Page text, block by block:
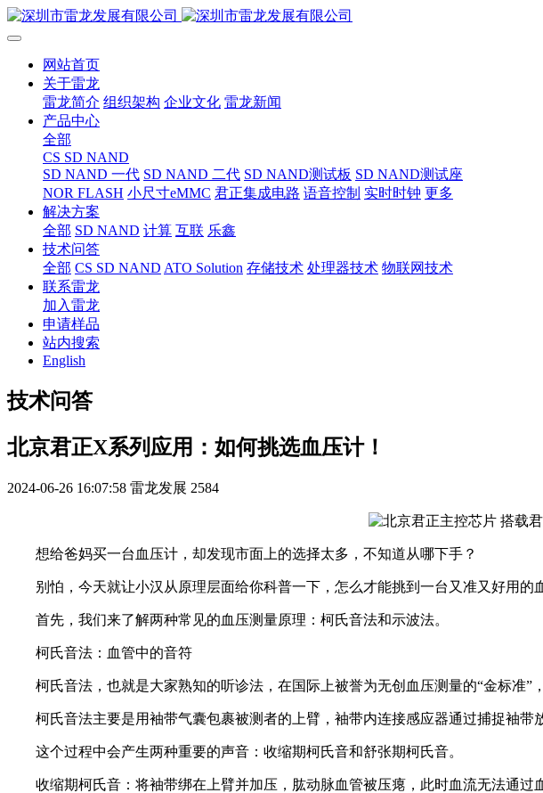
网站首页
关于雷龙
雷龙简介 组织架构 企业文化 雷龙新闻
产品中心
全部
CS SD NAND
SD NAND 一代 SD NAND 二代 SD NAND测试板 SD NAND测试座
NOR FLASH 小尺寸eMMC 君正集成电路 语音控制 实时时钟 更多
解决方案
全部 SD NAND 计算 互联 乐鑫
技术问答
全部 CS SD NAND ATO Solution 存储技术 处理器技术 物联网技术
联系雷龙
加入雷龙
申请样品
站内搜索
English
技术问答
北京君正X系列应用：如何挑选血压计！
2024-06-26 16:07:58 雷龙发展 2584
想给爸妈买一台血压计，却发现市面上的选择太多，不知道从哪下手？
别怕，今天就让小汉从原理层面给你科普一下，怎么才能挑到一台又准又好用的
首先，我们来了解两种常见的血压测量原理：柯氏音法和示波法。
柯氏音法：血管中的音符
柯氏音法，也就是大家熟知的听诊法，在国际上被誉为无创血压测量的“金标准”
柯氏音法主要是用袖带气囊包裹被测者的上臂，袖带内连接感应器通过捕捉袖带
这个过程中会产生两种重要的声音：收缩期柯氏音和舒张期柯氏音。
收缩期柯氏音：将袖带绑在上臂并加压，肱动脉血管被压瘪，此时血流无法通过